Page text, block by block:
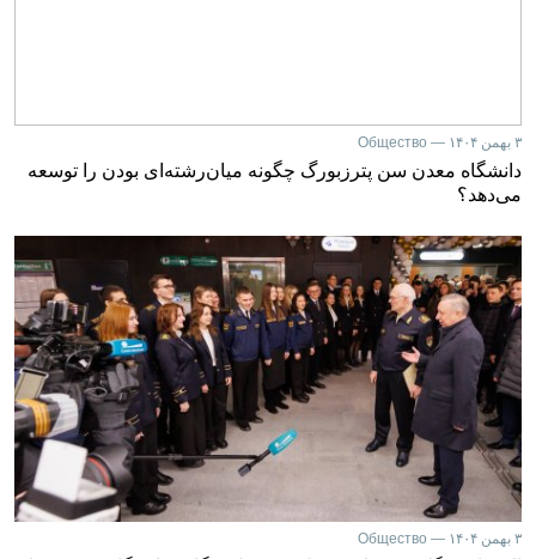
۳ بهمن ۱۴۰۴ — Общество
دانشگاه معدن سن پترزبورگ چگونه میان‌رشته‌ای بودن را توسعه
می‌دهد؟
۳ بهمن ۱۴۰۴ — Общество